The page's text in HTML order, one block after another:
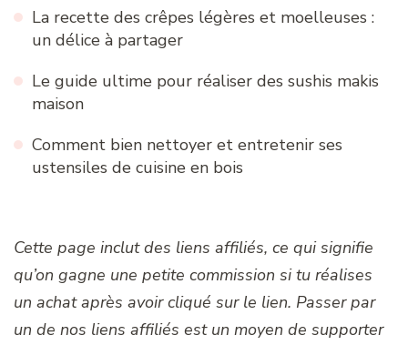
La recette des crêpes légères et moelleuses :
un délice à partager
Le guide ultime pour réaliser des sushis makis
maison
Comment bien nettoyer et entretenir ses
ustensiles de cuisine en bois
Cette page inclut des liens affiliés, ce qui signifie
qu’on gagne une petite commission si tu réalises
un achat après avoir cliqué sur le lien. Passer par
un de nos liens affiliés est un moyen de supporter